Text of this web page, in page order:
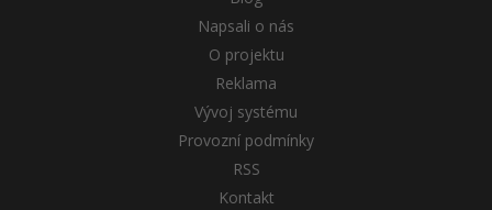
Napsali o nás
O projektu
Reklama
Vývoj systému
Provozní podmínky
RSS
Kontakt